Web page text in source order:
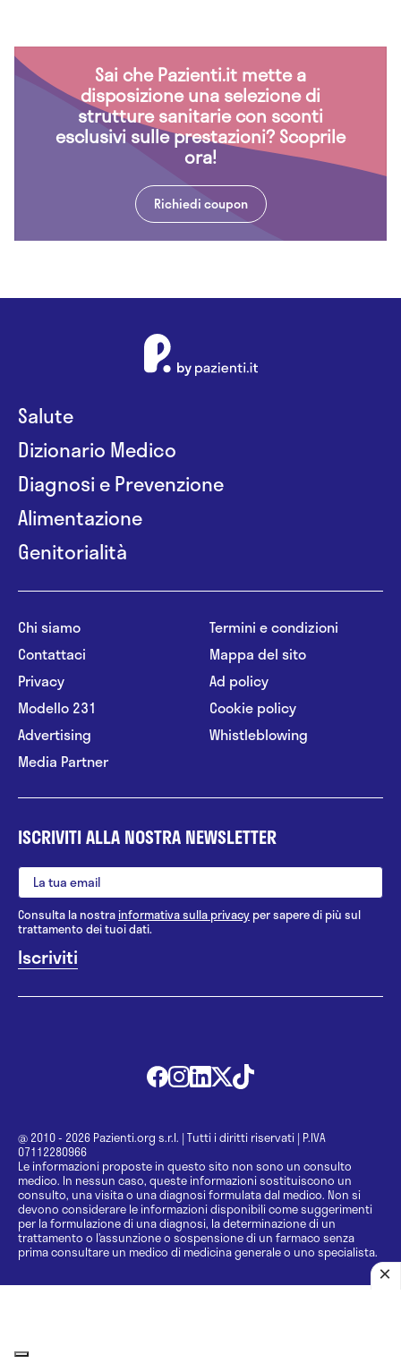
Sai che Pazienti.it mette a
disposizione una selezione di
strutture sanitarie con sconti
esclusivi sulle prestazioni? Scoprile
ora!
Richiedi coupon
Salute
Dizionario Medico
Diagnosi e Prevenzione
Alimentazione
Genitorialità
Chi siamo
Contattaci
Privacy
Modello 231
Advertising
Media Partner
Termini e condizioni
Mappa del sito
Ad policy
Cookie policy
Whistleblowing
ISCRIVITI ALLA NOSTRA NEWSLETTER
Consulta la nostrainformativa sulla privacy per sapere di più sul
trattamento dei tuoi dati.
@ 2010 - 2026 Pazienti.org s.r.l. | Tutti i diritti riservati | P.IVA
07112280966
Le informazioni proposte in questo sito non sono un consulto
medico. In nessun caso, queste informazioni sostituiscono un
consulto, una visita o una diagnosi formulata dal medico. Non si
devono considerare le informazioni disponibili come suggerimenti
per la formulazione di una diagnosi, la determinazione di un
trattamento o l’assunzione o sospensione di un farmaco senza
prima consultare un medico di medicina generale o uno specialista.